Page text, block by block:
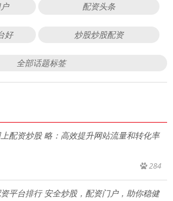
配资头条
好 炒股炒股配资
全部话题标签
配资炒股 略：高效提升网站流量和转化率
284
平台排行 安全炒股，配资门户，助你稳健